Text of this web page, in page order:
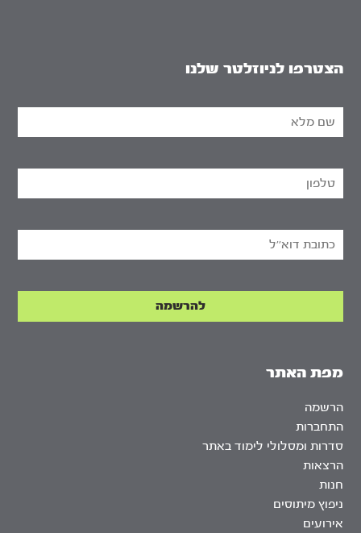
מפת האתר
הרשמה
התחברות
סדרות ומסלולי לימוד באתר
הרצאות
חנות
ניפוץ מיתוסים
אירועים
הצטרפו לניוזלטר שלנו